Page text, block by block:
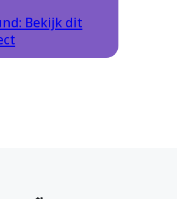
Bekijk dit